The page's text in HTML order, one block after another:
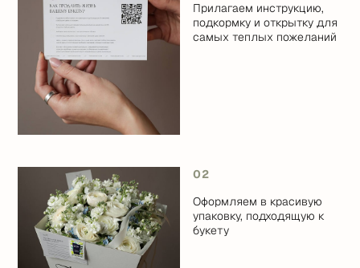
Прилагаем инструкцию,
подкормку и открытку для
самых теплых пожеланий
02
Оформляем в красивую
упаковку, подходящую к
букету